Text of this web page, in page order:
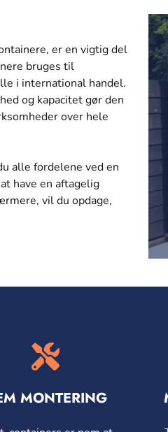
er en vigtig del
bruges til
i international handel.
og kapacitet gør den
over hele
alle fordelene ved en
have en aftagelig
vil du opdage,
MONTERING